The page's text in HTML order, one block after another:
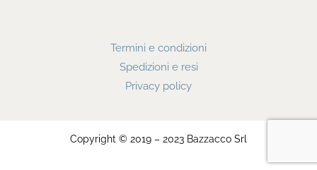
Termini e condizioni
Spedizioni e resi
Privacy policy
Copyright © 2019 – 2023 Bazzacco Srl